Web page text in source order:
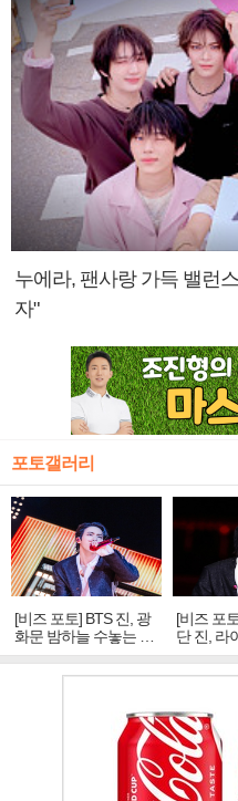
누에라, 팬사랑 가득 밸런
자"
포토갤러리
[비즈 포토] BTS 진, 광
화문 밤하늘 수놓는 '비
주얼 킹'의 열창
[비즈 포
단 진, 라
빛나는